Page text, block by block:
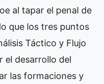
al tapar el penal de
que los tres puntos
Táctico y Flujo
el desarrollo del
las formaciones y